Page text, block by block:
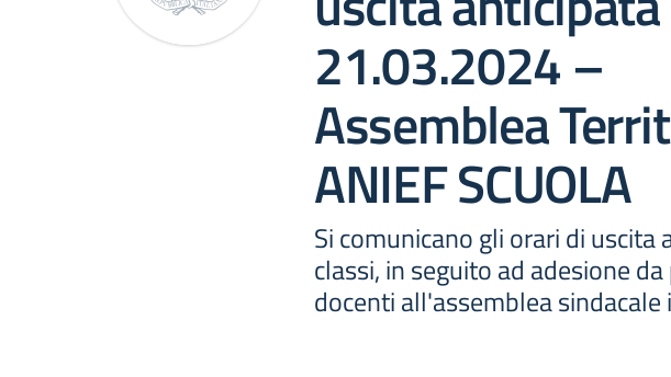
21.03.2024 –
Assemblea
ANIEF SCUOLA
Si comunicano gli orari di uscita
classi, in seguito ad adesione
docenti all'assemblea sindacale